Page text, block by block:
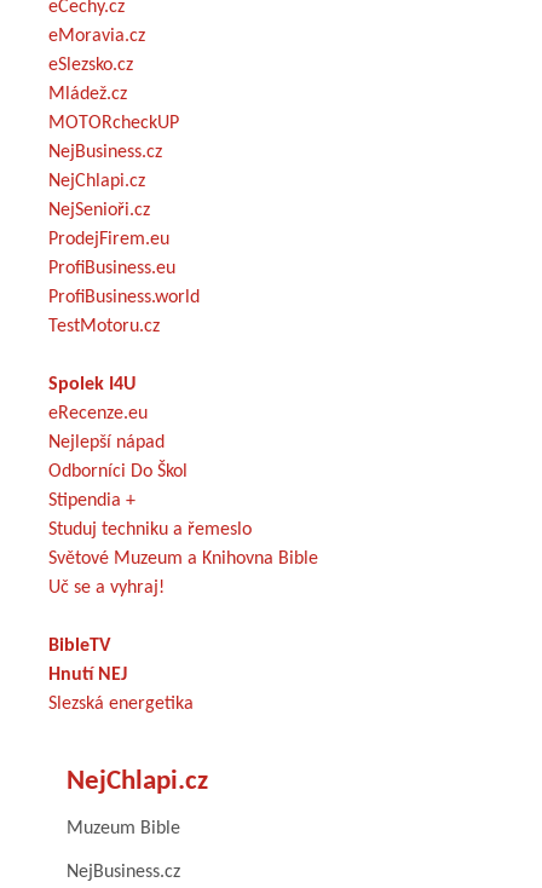
eČechy.cz
eMoravia.cz
eSlezsko.cz
Mládež.cz
MOTORcheckUP
NejBusiness.cz
NejChlapi.cz
NejSenioři.cz
ProdejFirem.eu
ProfiBusiness.eu
ProfiBusiness.world
TestMotoru.cz
Spolek I4U
eRecenze.eu
Nejlepší nápad
Odborníci Do Škol
Stipendia +
Studuj techniku a řemeslo
Světové Muzeum a Knihovna Bible
Uč se a vyhraj!
BibleTV
Hnutí NEJ
Slezská energetika
NejChlapi.cz
Muzeum Bible
NejBusiness.cz